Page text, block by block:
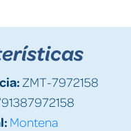
ZMT-7972158
Montena